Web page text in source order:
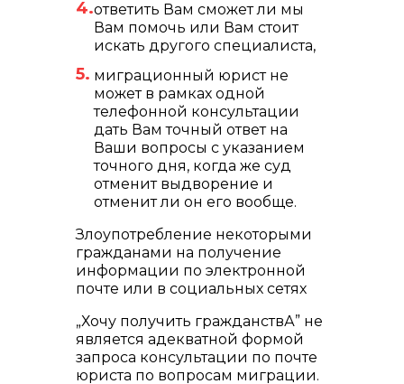
ответить Вам сможет ли мы
Вам помочь или Вам стоит
искать другого специалиста,
миграционный юрист не
может в рамках одной
телефонной консультации
дать Вам точный ответ на
Ваши вопросы с указанием
точного дня, когда же суд
отменит выдворение и
отменит ли он его вообще.
Злоупотребление некоторыми
гражданами на получение
информации по электронной
почте или в социальных сетях
„Хочу получить гражданствА” не
является адекватной формой
запроса консультации по почте
юриста по вопросам миграции.